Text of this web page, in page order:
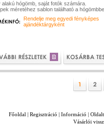
alakú hógömb, saját fotók számára.
méretéhez sablon található a
Rendelje meg egyedi fényképes
ajándéktárgyként
Főoldal | Regisztráció | Információ |
Vásárlói